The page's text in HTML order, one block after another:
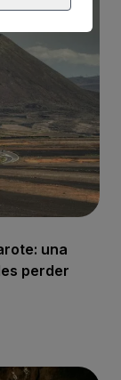
una
perder